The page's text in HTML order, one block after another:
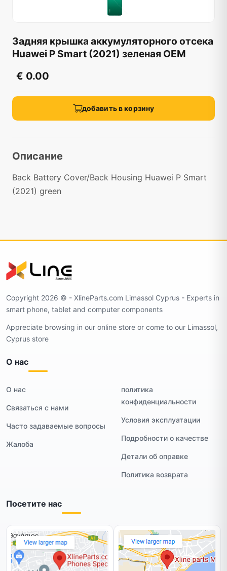
Задняя крышка аккумуляторного отсека
Huawei P Smart (2021) зеленая OEM
€ 0.00
добавить в корзину
Описание
Back Battery Cover/Back Housing Huawei P Smart
(2021) green
Copyright 2026 ©️ - XlineParts.com Limassol Cyprus - Experts in
smart phone, tablet and computer components
Appreciate browsing in our online store or come to our Limassol,
Cyprus store
О нас
О нас
Связаться с нами
Часто задаваемые вопросы
Жалоба
политика
конфиденциальности
Условия эксплуатации
Подробности о качестве
Детали об оправке
Политика возврата
Посетите нас